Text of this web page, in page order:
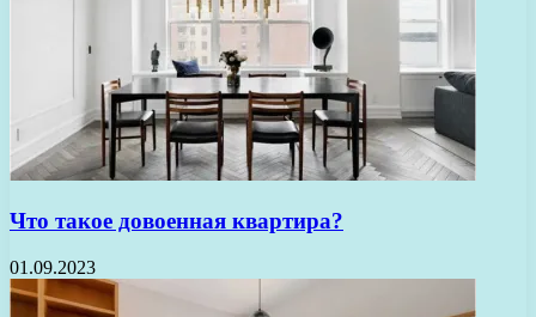
Что такое довоенная квартира?
01.09.2023